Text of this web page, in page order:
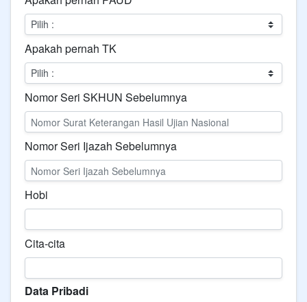
Apakah pernah TK
Nomor Seri SKHUN Sebelumnya
Nomor Seri Ijazah Sebelumnya
Hobi
Cita-cita
Data Pribadi